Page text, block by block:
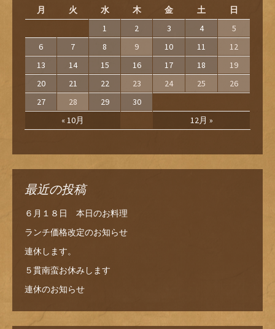
月
火 水 木 金 土 日
« 10月 12月 »
1 2 3 4
5
6
7 8 9 10 11
12
13
14 15 16 17 18
19
20
21 22 23 24 25
26
27
28 29 30
最近の投稿
６月１８日 本日のお料理
ランチ価格改定のお知らせ
連休します。
５貫南蛮お休みします
連休のお知らせ